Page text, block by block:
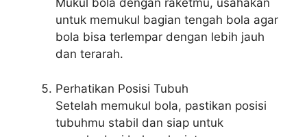
Mukul bola dengan raketmu, usahakan
untuk memukul bagian tengah bola agar
bola bisa terlempar dengan lebih jauh
dan terarah.
Perhatikan Posisi Tubuh
Setelah memukul bola, pastikan posisi
tubuhmu stabil dan siap untuk